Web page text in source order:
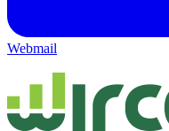
Webmail